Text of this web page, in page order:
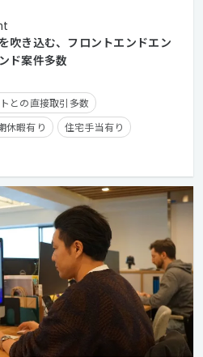
吹き込む、フロントエンドエン
ド案件多数
との直接取引多数
休暇有り
住宅手当有り